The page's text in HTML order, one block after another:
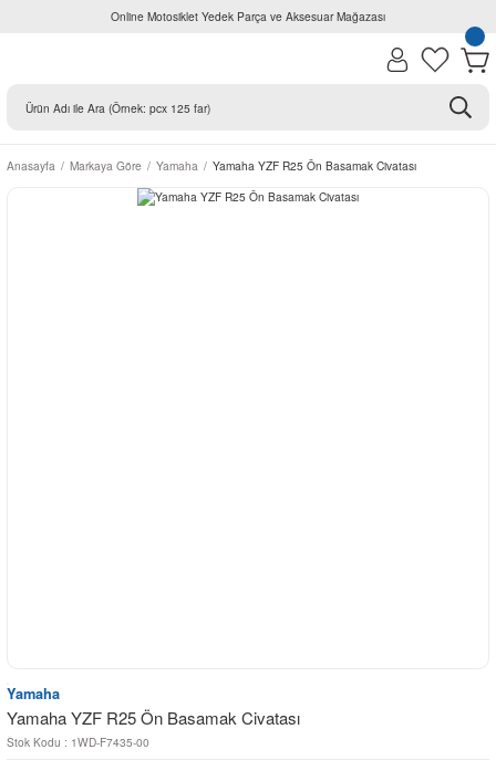
Online Motosiklet Yedek Parça ve Aksesuar Mağazası
Anasayfa Markaya Göre Yamaha Yamaha YZF R25 Ön Basamak Civatası
Yamaha
Yamaha YZF R25 Ön Basamak Civatası
Stok Kodu : 1WD-F7435-00